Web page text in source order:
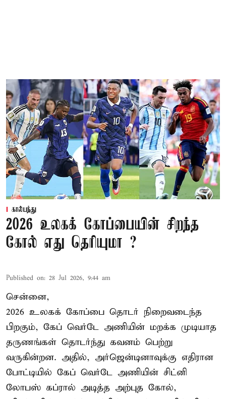
கால்பந்து
2026 உலகக் கோப்பையின் சிறந்த
கோல் எது தெரியுமா ?
Published on: 28 Jul 2026, 9:44 am
சென்னை,
2026 உலகக் கோப்பை தொடர் நிறைவடைந்த
பிறகும், கேப் வெர்டே அணியின் மறக்க முடியாத
தருணங்கள் தொடர்ந்து கவனம் பெற்று
வருகின்றன. அதில், அர்ஜென்டினாவுக்கு எதிரான
போட்டியில் கேப் வெர்டே அணியின் சிட்னி
லோபஸ் கப்ரால் அடித்த அற்புத கோல்,